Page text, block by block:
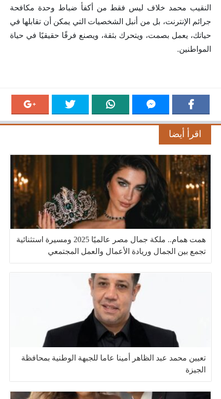
النقيب محمد خلاف ليس فقط من أكفأ ضباط وحدة مكافحة
جرائم الإنترنت، بل من أنبل الشخصيات التي يمكن أن تقابلها في
حياتك، يعمل بصمت، ويتحرك بثقة، ويصنع فرقًا حقيقيًا في حياة
المواطنين.
اقرأ أيضا
همت همام.. ملكة جمال مصر عالميًا 2025 ومسيرة استثنائية
تجمع بين الجمال وريادة الأعمال والعمل المجتمعي
تعيين محمد عبد الظاهر أمينا عاما للجبهة الوطنية بمحافظة
الجيزة